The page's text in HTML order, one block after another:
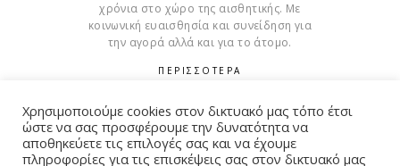
χρόνια στο χώρο της αισθητικής. Με
κοινωνική ευαισθησία και συνείδηση για
την αγορά αλλά και για το άτομο.
ΠΕΡΙΣΣΟΤΕΡΑ
Cookies
Χρησιμοποιούμε cookies στον δικτυακό μας τόπο έτσι
ώστε να σας προσφέρουμε την δυνατότητα να
αποθηκεύετε τις επιλογές σας και να έχουμε
πληροφορίες για τις επισκέψεις σας στον δικτυακό μας